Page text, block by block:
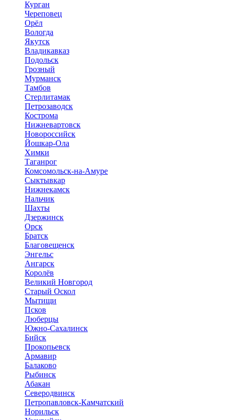
Курган
Череповец
Орёл
Вологда
Якутск
Владикавказ
Подольск
Грозный
Мурманск
Тамбов
Стерлитамак
Петрозаводск
Кострома
Нижневартовск
Новороссийск
Йошкар-Ола
Химки
Таганрог
Комсомольск-на-Амуре
Сыктывкар
Нижнекамск
Нальчик
Шахты
Дзержинск
Орск
Братск
Благовещенск
Энгельс
Ангарск
Королёв
Великий Новгород
Старый Оскол
Мытищи
Псков
Люберцы
Южно-Сахалинск
Бийск
Прокопьевск
Армавир
Балаково
Рыбинск
Абакан
Северодвинск
Петропавловск-Камчатский
Норильск